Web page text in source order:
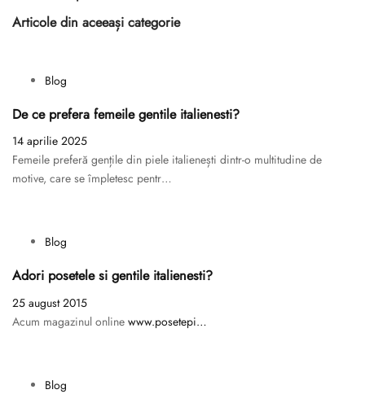
Articole din aceeași categorie
Blog
De ce prefera femeile gentile italienesti?
14 aprilie 2025
Femeile preferă gențile din piele italienești dintr-o multitudine de
motive, care se împletesc pentr…
Blog
Adori posetele si gentile italienesti?
25 august 2015
Acum magazinul online www.posetepi…
Blog